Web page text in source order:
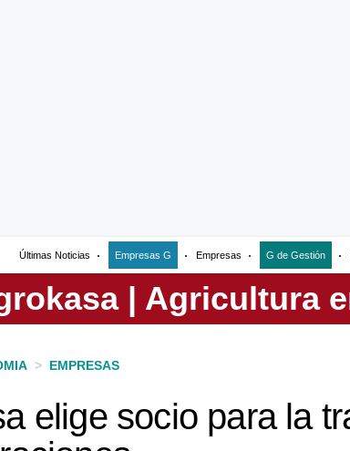
Últimas Noticias Empresas G Empresas G de Gestión
> EMPRESAS
elige socio para la